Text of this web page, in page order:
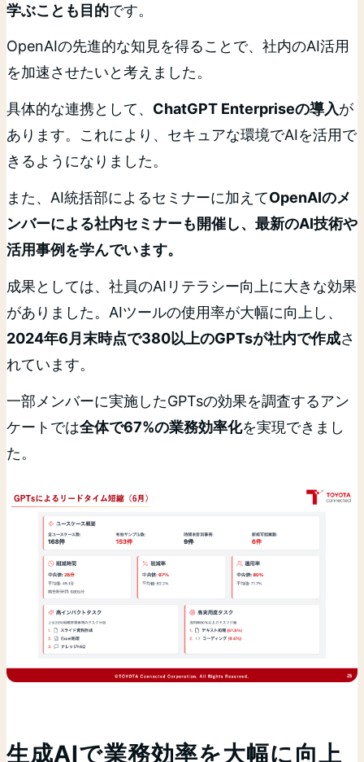
学ぶことも目的です。
OpenAIの先進的な知見を得ることで、社内のAI活用
を加速させたいと考えました。
具体的な連携として、 ChatGPT Enterpriseの導入が
あります。これにより、セキュアな環境でAIを活用で
きるようになりました。
また、AI統括部によるセミナーに加えてOpenAIのメ
ンバーによる社内セミナーも開催し、最新のAI技術や
活用事例を学んでいます。
成果としては、社員のAIリテラシー向上に大きな効果
がありました。AIツールの使用率が大幅に向上し、
2024年6月末時点で380以上のGPTsが社内で作成さ
れています。
一部メンバーに実施したGPTsの効果を調査するアン
ケートでは全体で67%の業務効率化を実現できまし
た。
生成AIで業務効率を大幅に向上